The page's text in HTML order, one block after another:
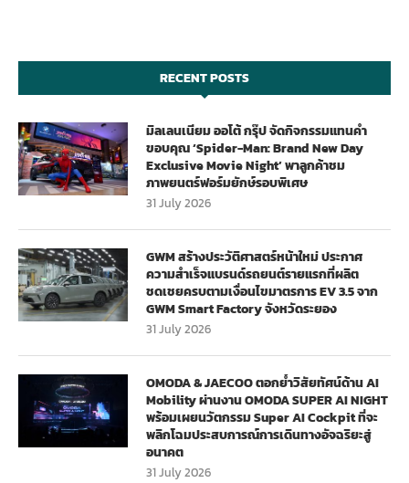
RECENT POSTS
มิลเลนเนียม ออโต้ กรุ๊ป จัดกิจกรรมแทนคำ
ขอบคุณ ‘Spider-Man: Brand New Day
Exclusive Movie Night’ พาลูกค้าชม
ภาพยนตร์ฟอร์มยักษ์รอบพิเศษ
31 July 2026
GWM สร้างประวัติศาสตร์หน้าใหม่ ประกาศ
ความสำเร็จแบรนด์รถยนต์รายแรกที่ผลิต
ชดเชยครบตามเงื่อนไขมาตรการ EV 3.5 จาก
GWM Smart Factory จังหวัดระยอง
31 July 2026
OMODA & JAECOO ตอกย้ำวิสัยทัศน์ด้าน AI
Mobility ผ่านงาน OMODA SUPER AI NIGHT
พร้อมเผยนวัตกรรม Super AI Cockpit ที่จะ
พลิกโฉมประสบการณ์การเดินทางอัจฉริยะสู่
อนาคต
31 July 2026